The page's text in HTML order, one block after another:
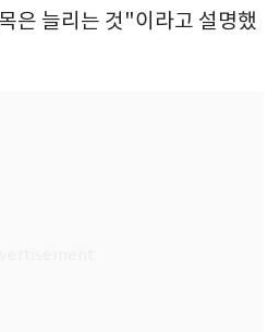
은 늘리는 것"이라고 설명했